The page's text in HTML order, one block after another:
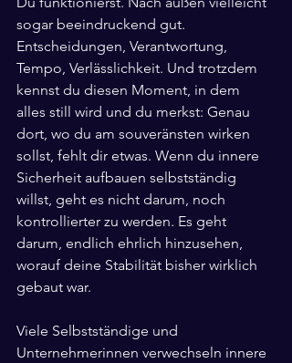
sogar beeindruckend gut.
Entscheidungen, Verantwortung,
Tempo, Verlässlichkeit. Und trotzdem
kennst du diesen Moment, in dem
alles still wird und du merkst: Genau
dort, wo du am souveränsten wirken
sollst, fehlt dir etwas. Wenn du innere
Sicherheit aufbauen selbstständig
willst, geht es nicht darum, noch
kontrollierter zu werden. Es geht
darum, endlich ehrlich hinzusehen,
worauf deine Stabilität bisher wirklich
gebaut war.
Viele Selbstständige und
Unternehmerinnen verwechseln innere